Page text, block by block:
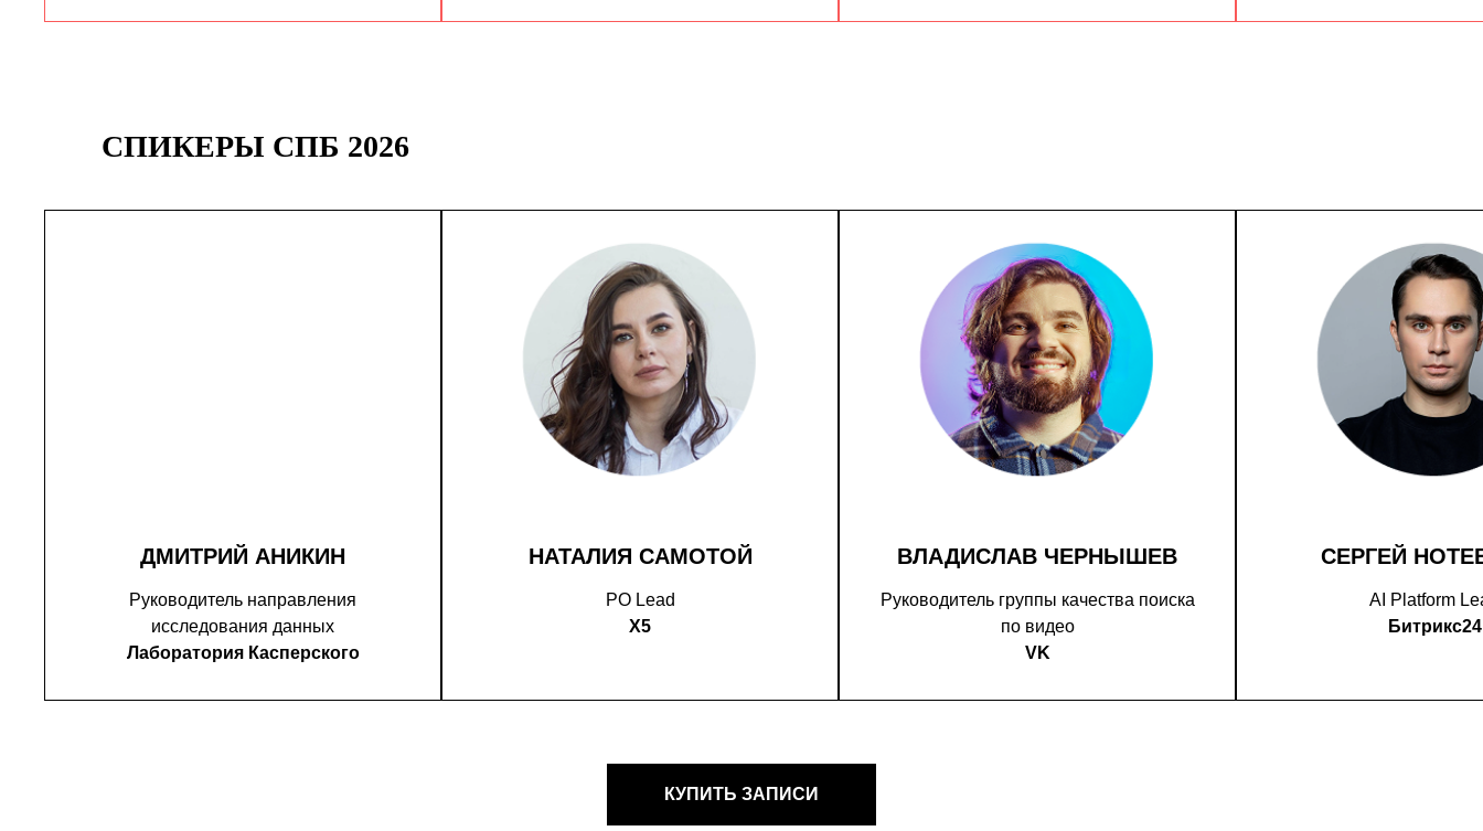
СПИКЕРЫ СПБ 2026
ДМИТРИЙ АНИКИН
Руководитель направления
исследования данных
Лаборатория Касперского
НАТАЛИЯ САМОТОЙ
PO Lead
X5
ВЛАДИСЛАВ ЧЕРНЫШЕВ
Руководитель группы качества поиска
по видео
VK
СЕРГЕЙ
AI Platform
Битрикс24
КУПИТЬ ЗАПИСИ